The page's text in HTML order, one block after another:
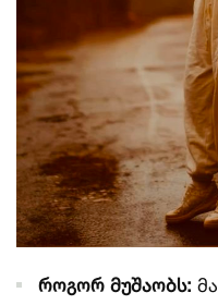
როგორ მუშაობს: